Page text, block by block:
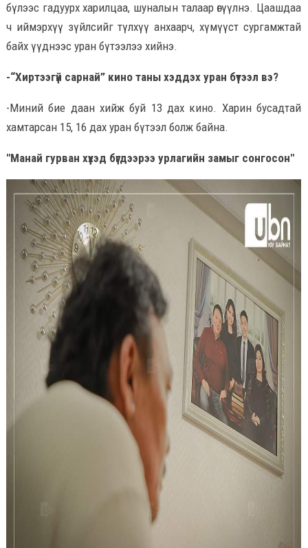
бүлээс гадуурх харилцаа, шуналын талаар өгүүлнэ. Цаашдаа
ч иймэрхүү зүйлсийг түлхүү анхаарч, хүмүүст сургамжтай
байх үүднээс уран бүтээлээ хийнэ.
-“Хиртээгүй сарнай” кино таны хэддэх уран бүтээл вэ?
-Миний бие даан хийж буй 13 дах кино. Харин бусадтай
хамтарсан 15, 16 дах уран бүтээл болж байна.
"Манай гурван хүүхэд бүгдээрээ урлагийн замыг сонгосон"